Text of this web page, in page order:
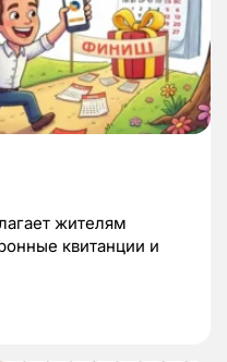
жителям
квитанции и